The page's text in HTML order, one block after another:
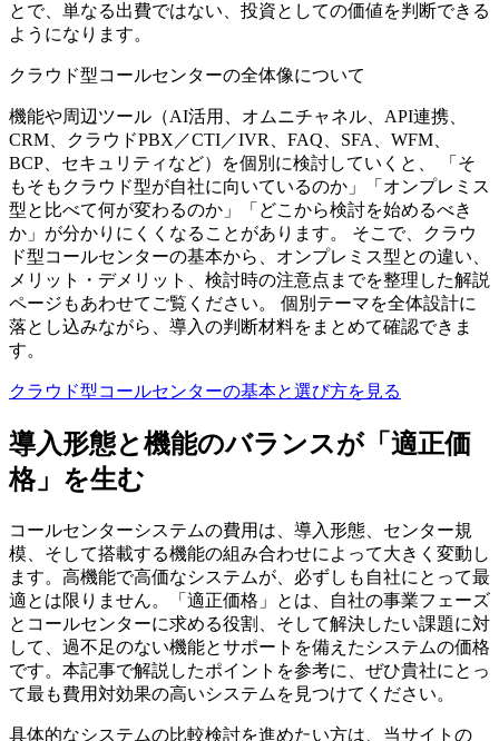
とで、単なる出費ではない、投資としての価値を判断できる
ようになります。
クラウド型コールセンターの全体像について
機能や周辺ツール（AI活用、オムニチャネル、API連携、
CRM、クラウドPBX／CTI／IVR、FAQ、SFA、WFM、
BCP、セキュリティなど）を個別に検討していくと、 「そ
もそもクラウド型が自社に向いているのか」「オンプレミス
型と比べて何が変わるのか」「どこから検討を始めるべき
か」が分かりにくくなることがあります。 そこで、クラウ
ド型コールセンターの基本から、オンプレミス型との違い、
メリット・デメリット、検討時の注意点までを整理した解説
ページもあわせてご覧ください。 個別テーマを全体設計に
落とし込みながら、導入の判断材料をまとめて確認できま
す。
クラウド型コールセンターの基本と選び方を見る
導入形態と機能のバランスが「適正価
格」を生む
コールセンターシステムの費用は、導入形態、センター規
模、そして搭載する機能の組み合わせによって大きく変動し
ます。高機能で高価なシステムが、必ずしも自社にとって最
適とは限りません。「適正価格」とは、
自社の事業フェーズ
とコールセンターに求める役割、そして解決したい課題に対
して、過不足のない機能とサポートを備えたシステムの価格
です。本記事で解説したポイントを参考に、ぜひ貴社にとっ
て最も費用対効果の高いシステムを見つけてください。
具体的なシステムの比較検討を進めたい方は、当サイトの